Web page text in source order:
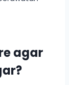
agar